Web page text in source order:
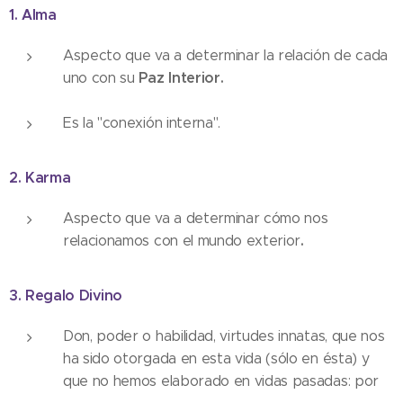
1. Alma
Aspecto que va a determinar la relación de cada
uno con su Paz Interior.
Es la "conexión interna".
2. Karma
Aspecto que va a determinar cómo nos
relacionamos con el mundo exterior.
3. Regalo Divino
Don, poder o habilidad, virtudes innatas, que nos
ha sido otorgada en esta vida (sólo en ésta) y
que no hemos elaborado en vidas pasadas: por